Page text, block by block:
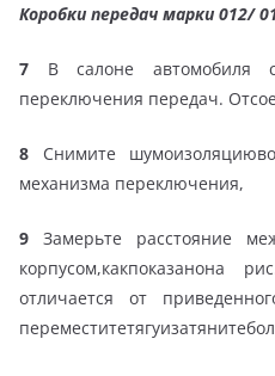
Коробки передач марки 012/
7 В салоне автомобиля
переключения передач.
8 Снимите
механизма переключения,
9 Замерьте расстояние
корпусом,какпоказанона
отличается от